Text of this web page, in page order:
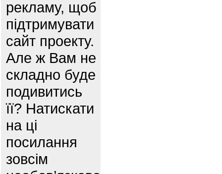
рекламу, щоб
підтримувати
сайт проекту.
Але ж Вам не
складно буде
подивитись
її? Натискати
на ці
посилання
зовсім